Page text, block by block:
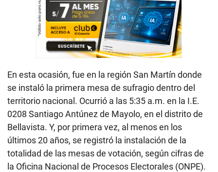
En esta ocasión, fue en la región San Martín donde
se instaló la primera mesa de sufragio dentro del
territorio nacional. Ocurrió a las 5:35 a.m. en la I.E.
0208 Santiago Antúnez de Mayolo, en el distrito de
Bellavista. Y, por primera vez, al menos en los
últimos 20 años, se registró la instalación de la
totalidad de las mesas de votación, según cifras de
la Oficina Nacional de Procesos Electorales (ONPE).